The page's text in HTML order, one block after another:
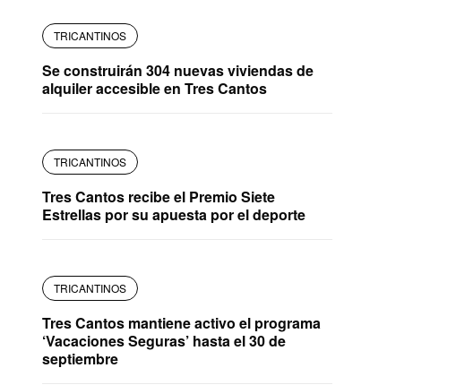
TRICANTINOS
Se construirán 304 nuevas viviendas de
alquiler accesible en Tres Cantos
TRICANTINOS
Tres Cantos recibe el Premio Siete
Estrellas por su apuesta por el deporte
TRICANTINOS
Tres Cantos mantiene activo el programa
‘Vacaciones Seguras’ hasta el 30 de
septiembre